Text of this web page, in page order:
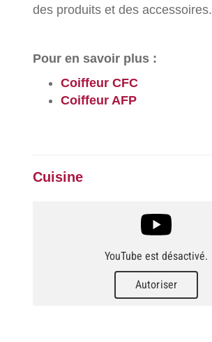
des produits et des accessoires.
Pour en savoir plus :
Coiffeur CFC
Coiffeur AFP
Cuisine
YouTube est désactivé.
Autoriser